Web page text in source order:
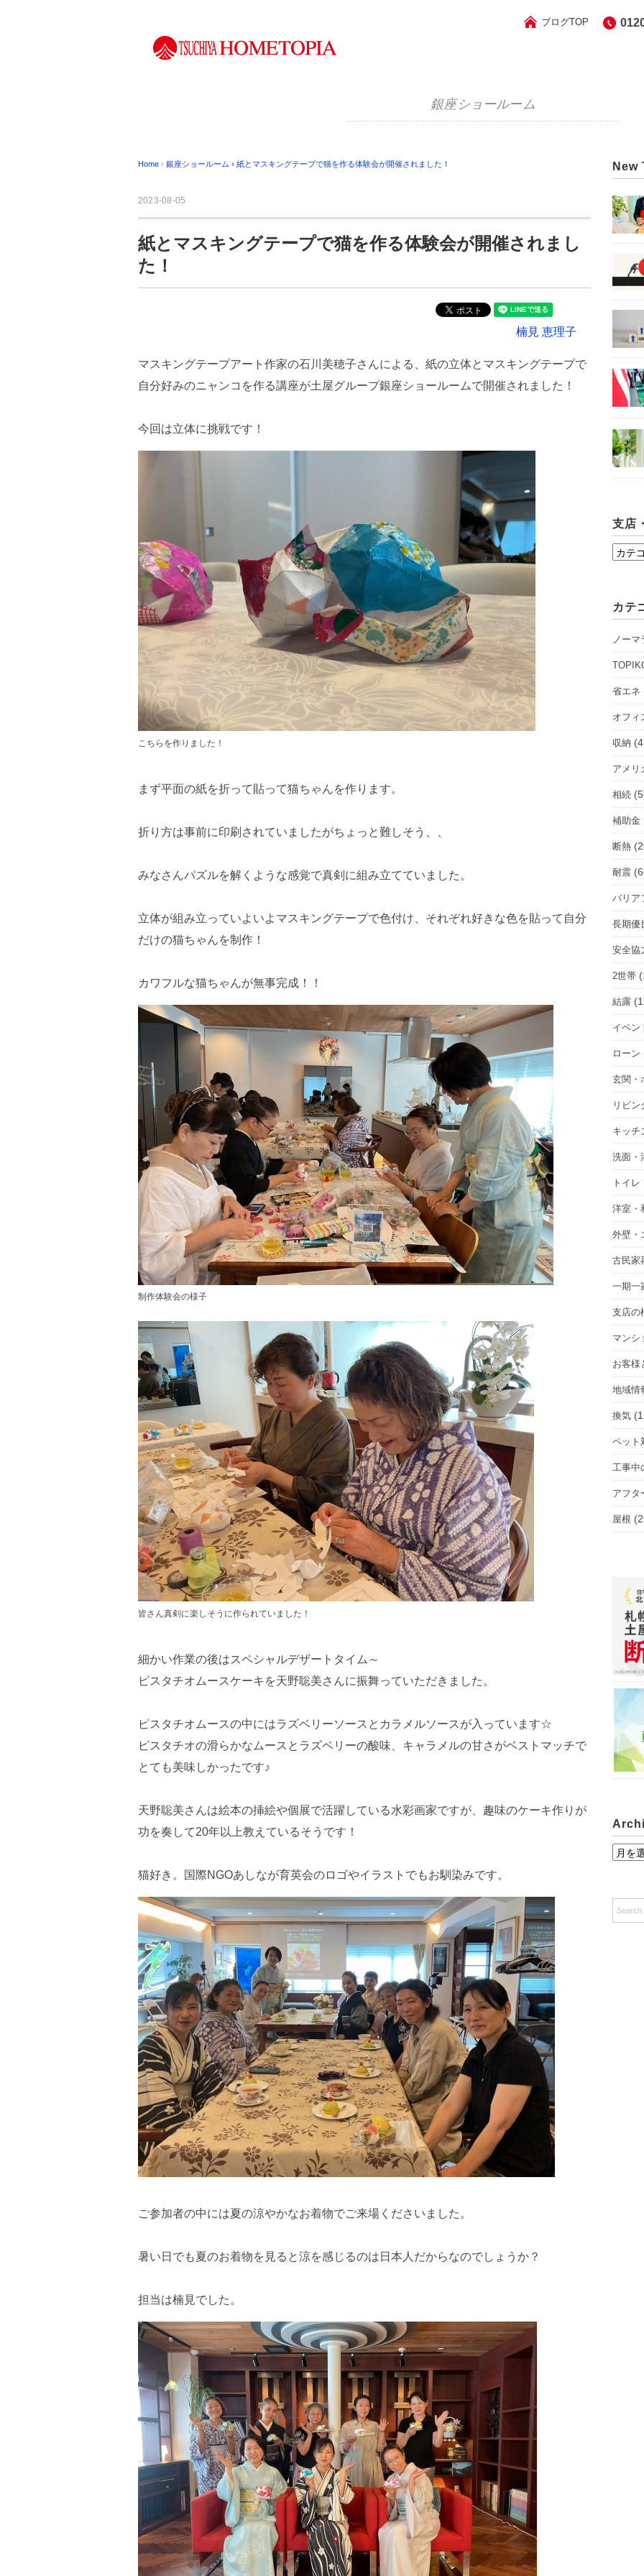
ブログTOP
銀座ショールーム
Home › 銀座ショールーム › 紙とマスキングテープで猫を作る体験会が開催されました！
2023-08-05
紙とマスキングテープで猫を作る体験会が開催されまし
た！
楠見 恵理子
マスキングテープアート作家の石川美穂子さんによる、紙の立体とマスキングテープで
自分好みのニャンコを作る講座が土屋グループ銀座ショールームで開催されました！
今回は立体に挑戦です！
こちらを作りました！
まず平面の紙を折って貼って猫ちゃんを作ります。
折り方は事前に印刷されていましたがちょっと難しそう、、
みなさんパズルを解くような感覚で真剣に組み立てていました。
立体が組み立っていよいよマスキングテープで色付け、それぞれ好きな色を貼って自分
だけの猫ちゃんを制作！
カワフルな猫ちゃんが無事完成！！
制作体験会の様子
皆さん真剣に楽しそうに作られていました！
細かい作業の後はスペシャルデザートタイム～
ピスタチオムースケーキを天野聡美さんに振舞っていただきました。
ピスタチオムースの中にはラズベリーソースとカラメルソースが入っています☆
ピスタチオの滑らかなムースとラズベリーの酸味、キャラメルの甘さがベストマッチで
とても美味しかったです♪
天野聡美さんは絵本の挿絵や個展で活躍している水彩画家ですが、趣味のケーキ作りが
功を奏して20年以上教えているそうです！
猫好き。国際NGOあしなが育英会のロゴやイラストでもお馴染みです。
ご参加者の中には夏の涼やかなお着物でご来場くださいました。
暑い日でも夏のお着物を見ると涼を感じるのは日本人だからなのでしょうか？
担当は楠見でした。
New
支店
支
ョ
ル
ー
を
選
択
カテ
ノーマ
省エネ
オフィ
収納
アメリ
相続
補助金
断熱
耐震
バリア
長期優
安全協
2世帯
結露
イベン
ローン
玄関・
リビ
キッチ
洗面・
トイレ
洋室・
外壁・
古民家
一期一
支店の
マンシ
お客様
地域情
換気
ペット
工事中
アフタ
屋根
A
h